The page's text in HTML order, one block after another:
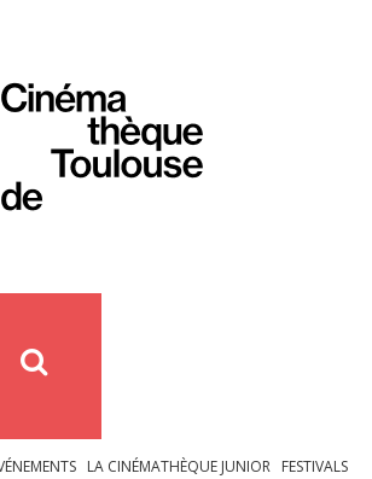
LA CINÉMATHÈQUE JUNIOR FESTIVALS